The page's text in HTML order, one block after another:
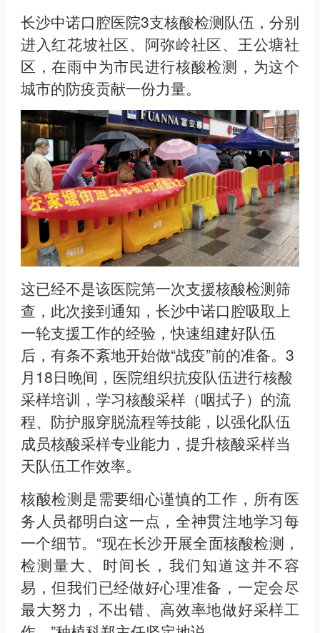
长沙中诺口腔医院3支核酸检测队伍，分别
进入红花坡社区、阿弥岭社区、王公塘社
区，在雨中为市民进行核酸检测，为这个
城市的防疫贡献一份力量。
这已经不是该医院第一次支援核酸检测筛
查，此次接到通知，长沙中诺口腔吸取上
一轮支援工作的经验，快速组建好队伍
后，有条不紊地开始做“战疫”前的准备。3
月18日晚间，医院组织抗疫队伍进行核酸
采样培训，学习核酸采样（咽拭子）的流
程、防护服穿脱流程等技能，以强化队伍
成员核酸采样专业能力，提升核酸采样当
天队伍工作效率。
核酸检测是需要细心谨慎的工作，所有医
务人员都明白这一点，全神贯注地学习每
一个细节。“现在长沙开展全面核酸检测，
检测量大、时间长，我们知道这并不容
易，但我们已经做好心理准备，一定会尽
最大努力，不出错、高效率地做好采样工